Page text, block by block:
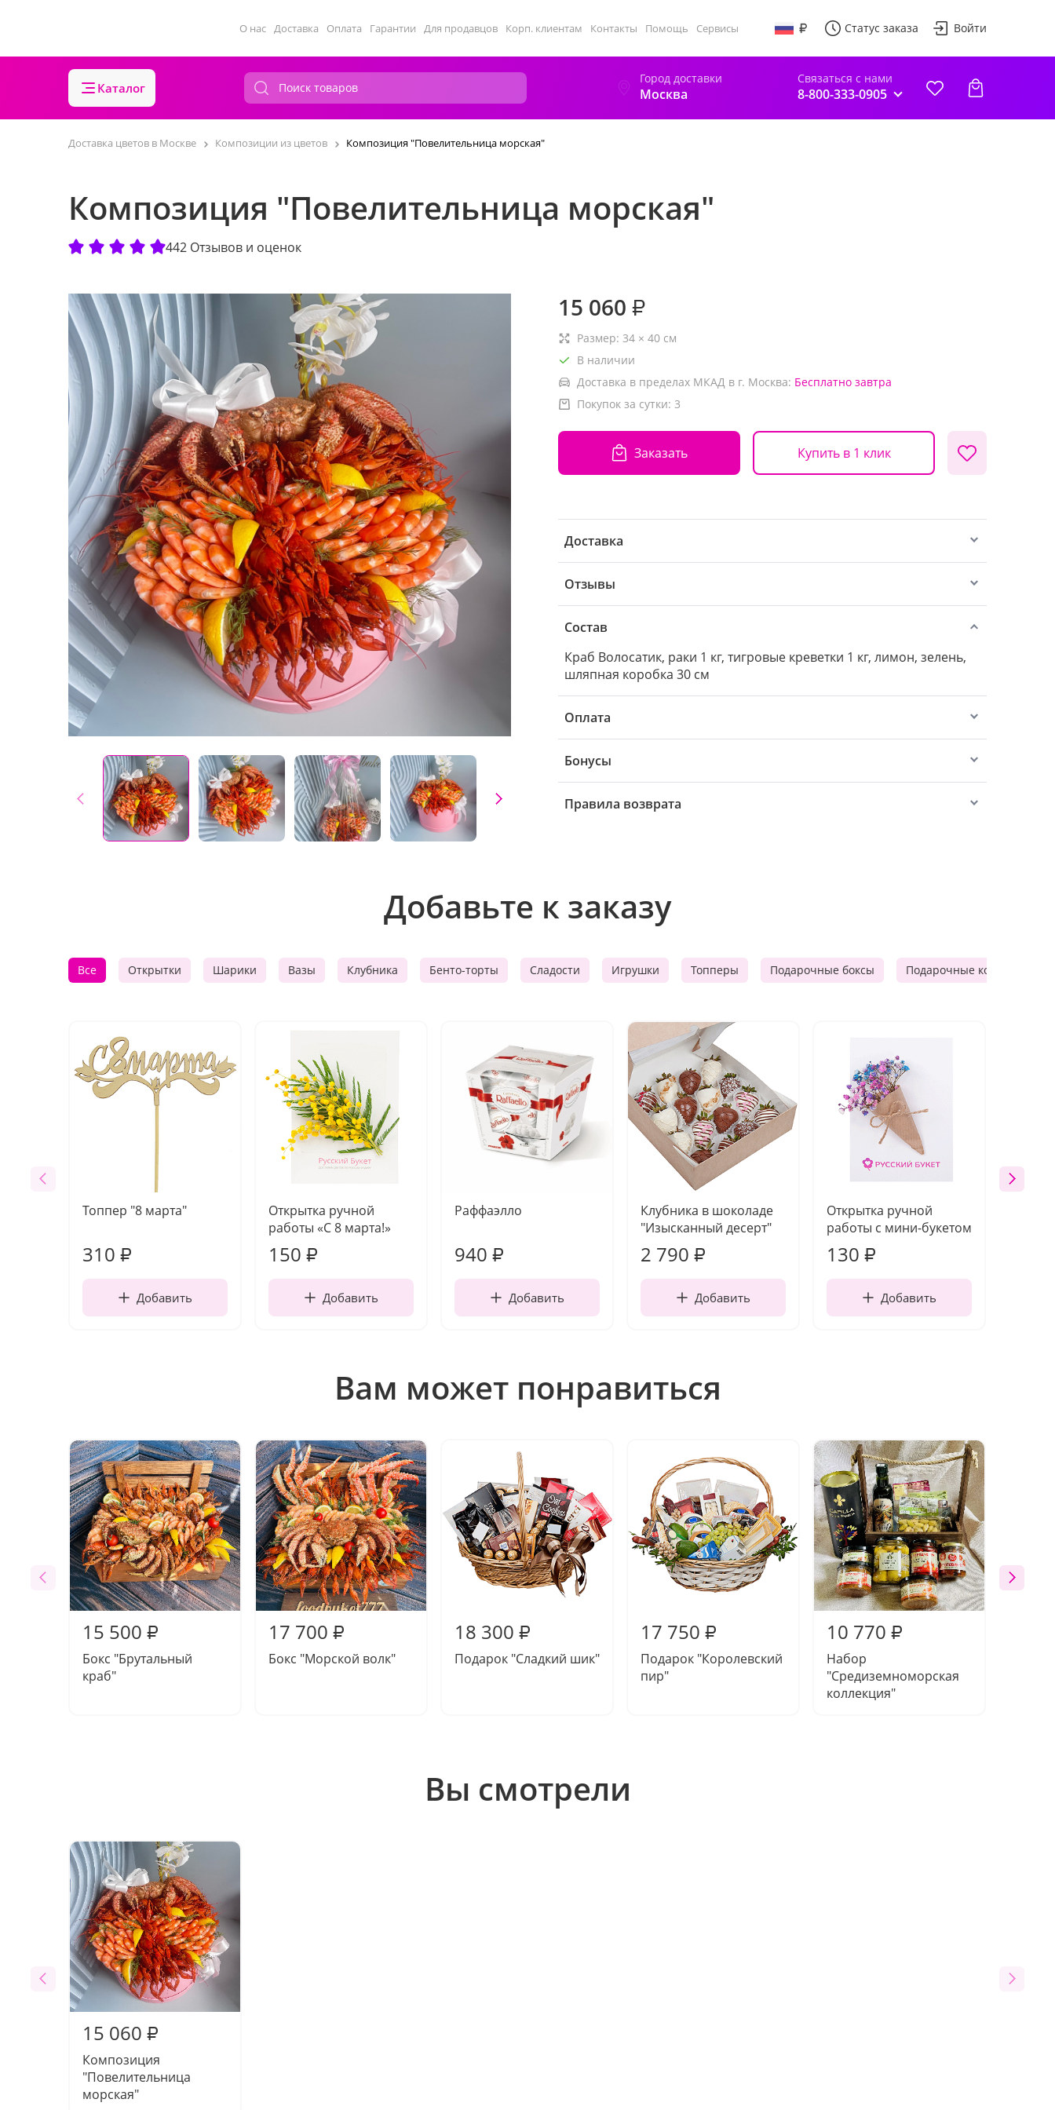
О нас Доставка Оплата Гарантии Для продавцов Корп. клиентам Контакты Помощь Сервисы Статус заказа Войти
Каталог
Город доставки
Москва
Связаться с нами
8-800-333-0905
Доставка цветов в Москве Композиции из цветов Композиция "Повелительница морская"
Композиция "Повелительница морская"
442 Отзывов и оценок
15 060 ₽
Размер: 34 × 40 см
В наличии
Доставка в пределах МКАД в г. Москва: Бесплатно завтра
Покупок за сутки: 3
Заказать Купить в 1 клик
Доставка
Отзывы
Состав
Краб Волосатик, раки 1 кг, тигровые креветки 1 кг, лимон, зелень,
шляпная коробка 30 см
Оплата
Бонусы
Правила возврата
Добавьте к заказу
Все Открытки Шарики Вазы Клубника Бенто-торты Сладости Игрушки Топперы Подарочные боксы Подарочные корзины
Топпер "8 марта"
310 ₽
Добавить
Открытка ручной
работы «С 8 марта!»
150 ₽
Добавить
Раффаэлло
940 ₽
Добавить
Клубника в шоколаде
"Изысканный десерт"
2 790 ₽
Добавить
Открытка ручной
работы с мини-букетом
130 ₽
Добавить
Вам может понравиться
15 500 ₽
Бокс "Брутальный
краб"
17 700 ₽
Бокс "Морской волк"
18 300 ₽
Подарок "Сладкий шик"
17 750 ₽
Подарок "Королевский
пир"
10 770 ₽
Набор
"Средиземноморская
коллекция"
Вы смотрели
15 060 ₽
Композиция
"Повелительница
морская"